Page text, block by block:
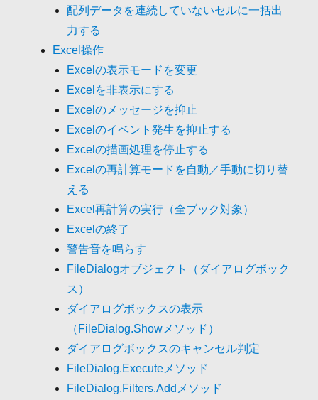
配列データを連続していないセルに一括出
力する
Excel操作
Excelの表示モードを変更
Excelを非表示にする
Excelのメッセージを抑止
Excelのイベント発生を抑止する
Excelの描画処理を停止する
Excelの再計算モードを自動／手動に切り替
える
Excel再計算の実行（全ブック対象）
Excelの終了
警告音を鳴らす
FileDialogオブジェクト（ダイアログボック
ス）
ダイアログボックスの表示
（FileDialog.Showメソッド）
ダイアログボックスのキャンセル判定
FileDialog.Executeメソッド
FileDialog.Filters.Addメソッド